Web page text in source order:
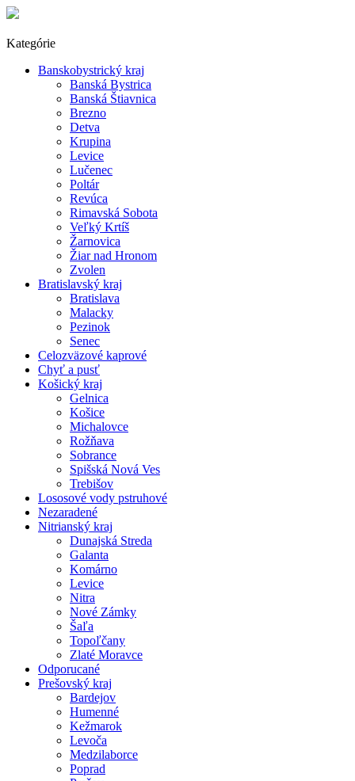
Kategórie
Banskobystrický kraj
Banská Bystrica
Banská Štiavnica
Brezno
Detva
Krupina
Levice
Lučenec
Poltár
Revúca
Rimavská Sobota
Veľký Krtíš
Žarnovica
Žiar nad Hronom
Zvolen
Bratislavský kraj
Bratislava
Malacky
Pezinok
Senec
Celozväzové kaprové
Chyť a pusť
Košický kraj
Gelnica
Košice
Michalovce
Rožňava
Sobrance
Spišská Nová Ves
Trebišov
Lososové vody pstruhové
Nezaradené
Nitrianský kraj
Dunajská Streda
Galanta
Komárno
Levice
Nitra
Nové Zámky
Šaľa
Topoľčany
Zlaté Moravce
Odporucané
Prešovský kraj
Bardejov
Humenné
Kežmarok
Levoča
Medzilaborce
Poprad